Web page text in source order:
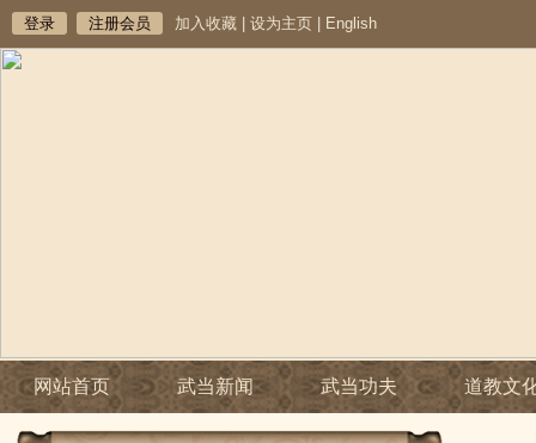
登录 注册会员 加入收藏 设为主页 English
网站首页 武当新闻 武当功夫 道教文